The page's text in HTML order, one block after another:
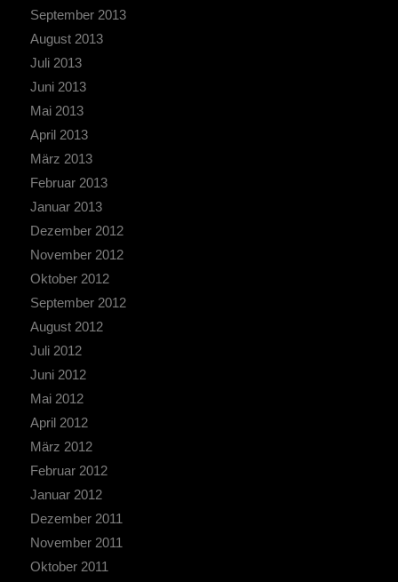
September 2013
August 2013
Juli 2013
Juni 2013
Mai 2013
April 2013
März 2013
Februar 2013
Januar 2013
Dezember 2012
November 2012
Oktober 2012
September 2012
August 2012
Juli 2012
Juni 2012
Mai 2012
April 2012
März 2012
Februar 2012
Januar 2012
Dezember 2011
November 2011
Oktober 2011